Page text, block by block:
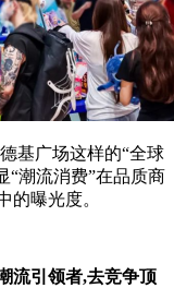
基广场这样的“全球
“潮流消费”在品质商
的曝光度。
流引领者,去竞争顶